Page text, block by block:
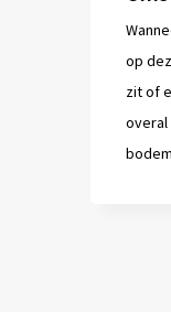
op
zit of
overal